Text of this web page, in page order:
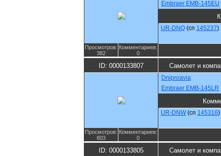
Embraer EMB-145EU
UR-DNQ (cn 145237)
Просмотров:
382
Комментариев:
0
ID: 0000133807 Самолет и
Dniproavia
Embraer EMB-145LR
UR-DNW (cn 145316)
Просмотров:
803
Комментариев:
0
ID: 0000133805 Самолет и